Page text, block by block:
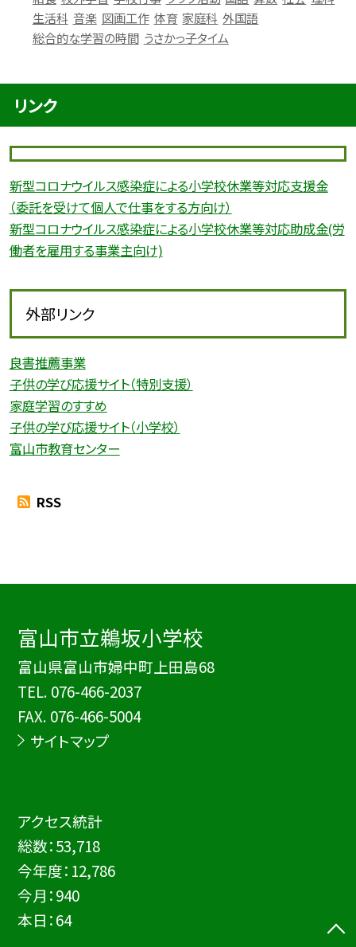
生活科 音楽 図画工作 体育 家庭科 外国語
総合的な学習の時間 うさかっ子タイム
リンク
新型コロナウイルス感染症による小学校休業等対応支援金
（委託を受けて個人で仕事をする方向け）
新型コロナウイルス感染症による小学校休業等対応助成金(労
働者を雇用する事業主向け)
外部リンク
良書推薦事業
子供の学び応援サイト（特別支援）
家庭学習のすすめ
子供の学び応援サイト（小学校）
富山市教育センター
RSS
富山市立鵜坂小学校
富山県富山市婦中町上田島68
TEL. 076-466-2037
FAX. 076-466-5004
サイトマップ
アクセス統計
総数：53,718
今年度： 12,786
今月：940
本日：64